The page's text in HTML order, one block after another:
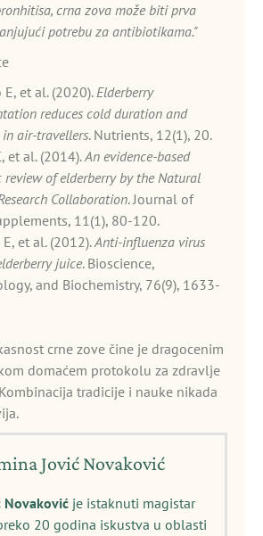
crna zova može biti prva
potrebu za antibiotikama."
et al. (2020).Elderberry
reduces cold duration and
air-travellers. Nutrients, 12(1), 20.
et al. (2014).An evidence-based
review of elderberry by the Natural
Collaboration. Journal of
11(1), 80-120.
et al. (2012).Anti-influenza virus
juice. Bioscience,
and Biochemistry, 76(9), 1633-
crne zove čine je dragocenim
domaćem protokolu za zdravlje
tradicije i nauke nikada
Jović Novaković
Novaković je istaknuti magistar
20 godina iskustva u oblasti